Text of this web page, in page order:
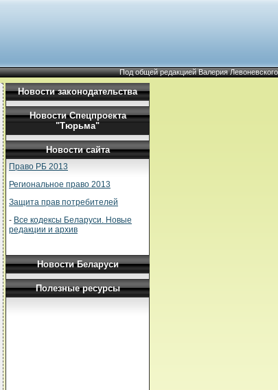
Под общей редакцией Валерия Левоневского
Новости законодательства
Новости Спецпроекта
"Тюрьма"
Новости сайта
Право РБ 2013
Региональное право 2013
Защита прав потребителей
- Все кодексы Беларуси. Новые
редакции и архив
Новости Беларуси
Полезные ресурсы